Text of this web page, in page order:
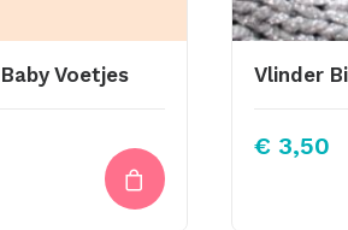
Voetjes
€ 3,50